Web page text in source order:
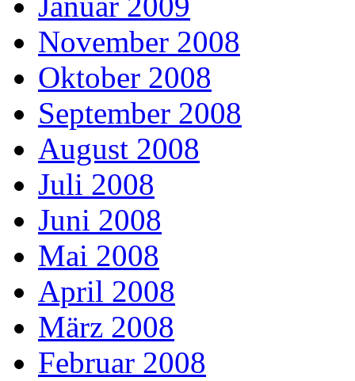
November 2008
Oktober 2008
September 2008
August 2008
Juli 2008
Juni 2008
Mai 2008
April 2008
März 2008
Februar 2008